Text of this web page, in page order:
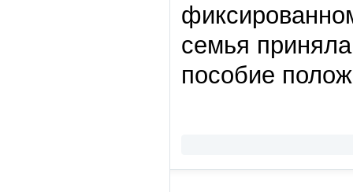
семья
пособие